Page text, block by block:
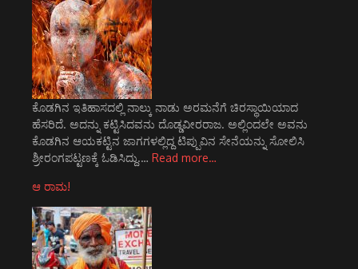
ಕೊಡಗಿನ ಇತಿಹಾಸದಲ್ಲಿ ನಾಲ್ಕು ನಾಡು ಅರಮನೆಗೆ ಚಿರಸ್ಥಾಯಿಯಾದ
ಹೆಸರಿದೆ. ಅದನ್ನು ಕಟ್ಟಿಸಿದವನು ದೊಡ್ಡವೀರರಾಜ. ಅಲ್ಲಿಂದಲೇ ಅವನು
ಕೊಡಗಿನ ಆಯಕಟ್ಟಿನ ಜಾಗಗಳಲ್ಲಿದ್ದ ಟಿಪ್ಪುವಿನ ಸೇನೆಯನ್ನು ಸೋಲಿಸಿ
ಶ್ರೀರಂಗಪಟ್ಟಣಕ್ಕೆ ಓಡಿಸಿದ್ದು.… Read more…
ಆ ರಾಮ!